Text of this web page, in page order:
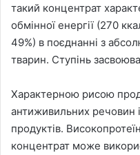
такий концентрат
обмінної енергії (270
49%) в поєднанні з
тварин. Ступінь
Характерною рисою
антиживильних речовин
продуктів.
концентрат може